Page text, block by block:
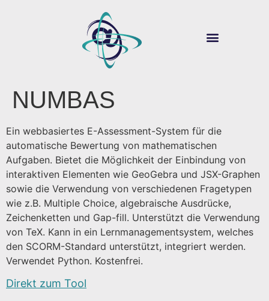
NUMBAS
Ein webbasiertes E-Assessment-System für die
automatische Bewertung von mathematischen
Aufgaben. Bietet die Möglichkeit der Einbindung von
interaktiven Elementen wie GeoGebra und JSX-Graphen
sowie die Verwendung von verschiedenen Fragetypen
wie z.B. Multiple Choice, algebraische Ausdrücke,
Zeichenketten und Gap-fill. Unterstützt die Verwendung
von TeX. Kann in ein Lernmanagementsystem, welches
den SCORM-Standard unterstützt, integriert werden.
Verwendet Python. Kostenfrei.
Direkt zum Tool